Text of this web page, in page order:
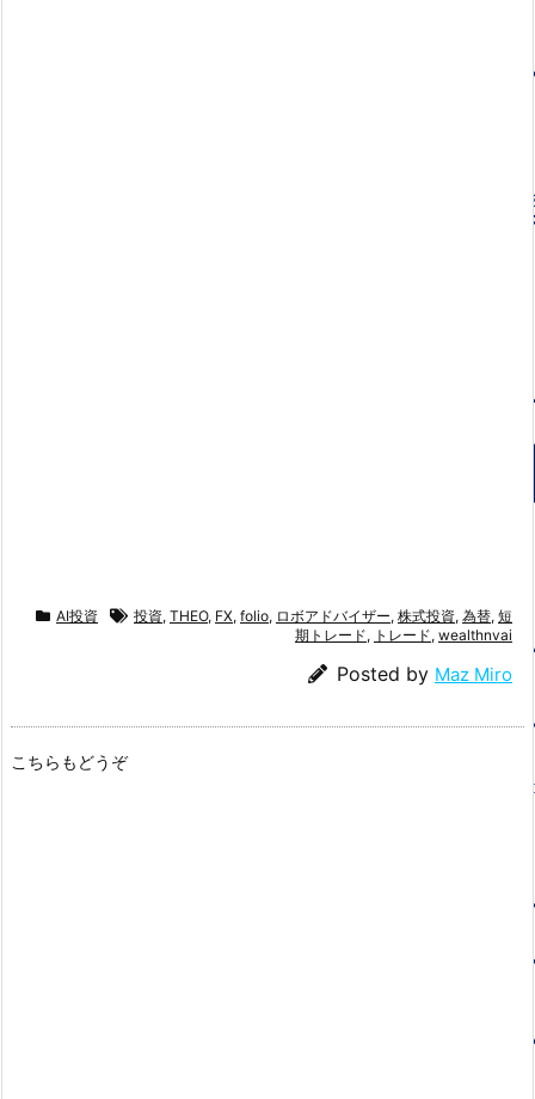
AI投資 投資, THEO, FX, folio, ロボアドバイザー, 株式投資, 為替, 短
期トレード, トレード, wealthnvai
Posted by Maz Miro
こちらもどうぞ